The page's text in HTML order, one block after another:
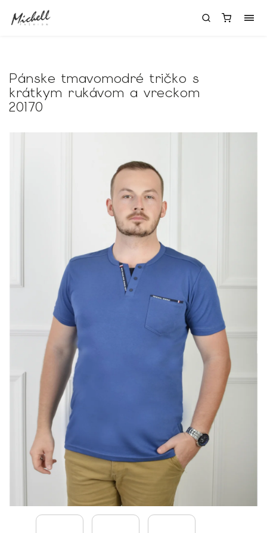
Pánske tmavomodré tričko s
krátkym rukávom a vreckom
20170